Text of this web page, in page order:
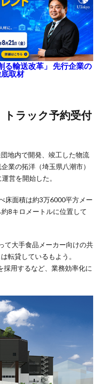
る輸送改革」 先行企業の
取材
地内で開発、竣工した物流
業の拓洋（埼玉県八潮市）
営を開始した。
床面積は約3万6000平方メー
8キロメートルに位置して
て大手食品メーカー向けの共
転貸しているもよう。
採用するなど、業務効率化に